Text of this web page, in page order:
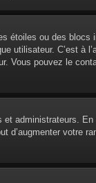
étoiles ou des blocs
utilisateur. C’est à
Vous pouvez le
administrateurs.
d’augmenter votre